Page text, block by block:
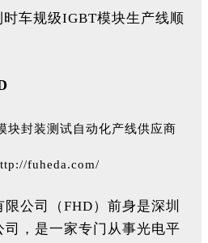
车规级IGBT模块生产线顺
fuheda.com/
公司（FHD）前身是深圳
，是一家专门从事光电平